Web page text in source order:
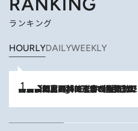
ランキング
HOURLYDAILYWEEKLY
9 Hours Ago
「最後に見られてよかった」上野動物園の東園パンダ舎が解体前に特別公開。8月16日まで延長されたパネル展と共に辿る“半世紀”のパンダ飼育《解体工事の図面あり》